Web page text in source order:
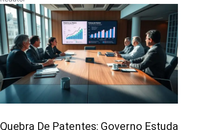
Quebra De Patentes: Governo Estuda